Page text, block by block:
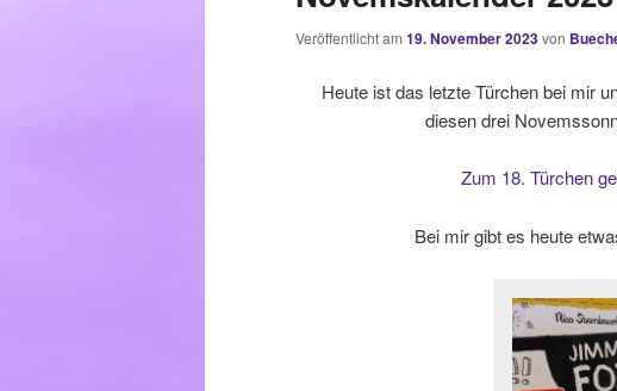
Veröffentlicht am 19. November 2023von
Heute ist das letzte Türchen bei mir
diesen drei
Zum 18. Türchen
Bei mir gibt es heute